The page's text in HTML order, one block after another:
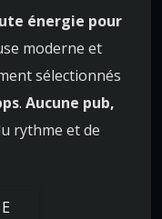
énergie pour
moderne et
sélectionnés
. Aucune pub,
rythme et de